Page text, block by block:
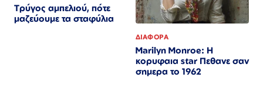
Τρύγος αμπελιού, πότε
μαζεύουμε τα σταφύλια
ΔΙΑΦΟΡΑ
Marilyn Monroe: Η
κορυφαια star Πεθανε σαν
σημερα το 1962